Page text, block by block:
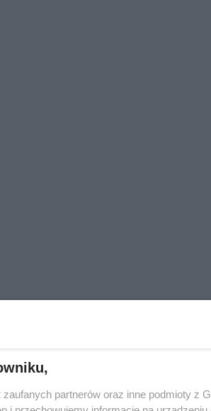
zaufanych partnerów oraz inne podmioty z